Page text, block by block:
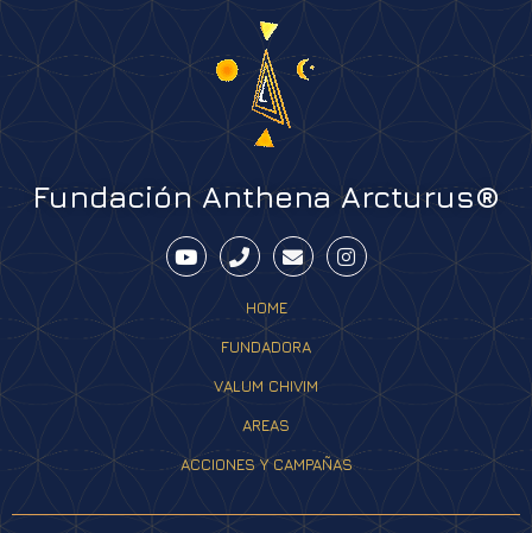
Fundación Anthena Arcturus®
HOME
FUNDADORA
VALUM CHIVIM
AREAS
ACCIONES Y CAMPAÑAS